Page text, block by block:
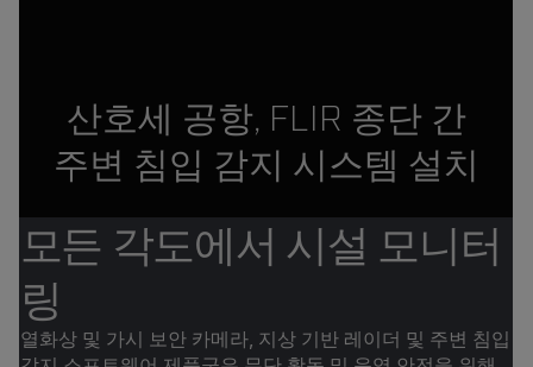
산호세 공항, FLIR 종단 간
주변 침입 감지 시스템 설치
모든 각도에서 시설 모니터
링
열화상 및 가시 보안 카메라, 지상 기반 레이더 및 주변 침입